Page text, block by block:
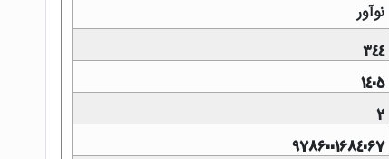
نوآور
344
1405
2
9786001684067